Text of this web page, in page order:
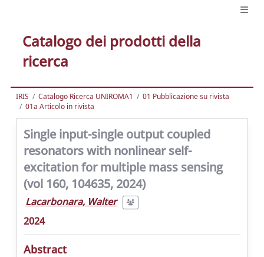
Catalogo dei prodotti della
ricerca
IRIS Catalogo Ricerca UNIROMA1
01 Pubblicazione su rivista
01a Articolo in rivista
Single input-single output coupled
resonators with nonlinear self-
excitation for multiple mass sensing
(vol 160, 104635, 2024)
Lacarbonara, Walter
2024
Abstract